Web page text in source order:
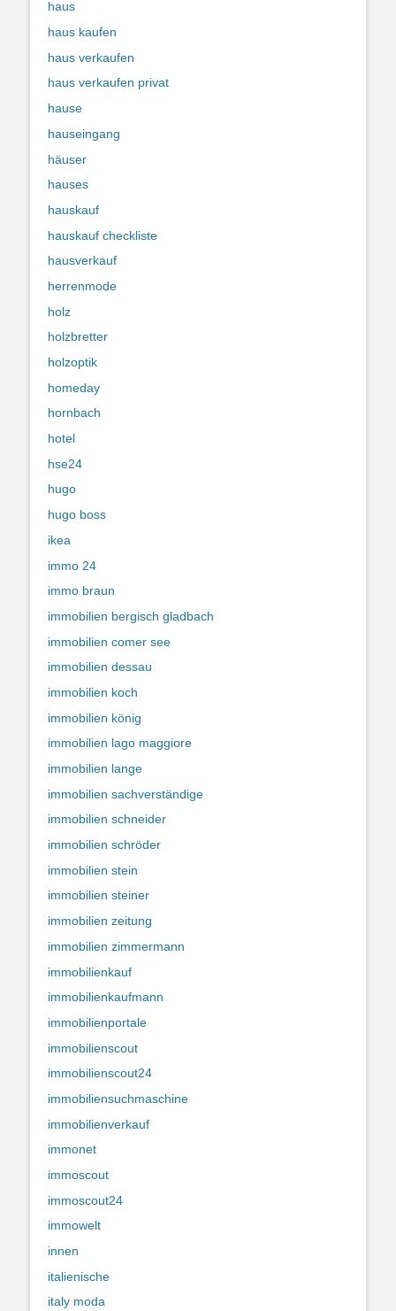
haus
haus kaufen
haus verkaufen
haus verkaufen privat
hause
hauseingang
häuser
hauses
hauskauf
hauskauf checkliste
hausverkauf
herrenmode
holz
holzbretter
holzoptik
homeday
hornbach
hotel
hse24
hugo
hugo boss
ikea
immo 24
immo braun
immobilien bergisch gladbach
immobilien comer see
immobilien dessau
immobilien koch
immobilien könig
immobilien lago maggiore
immobilien lange
immobilien sachverständige
immobilien schneider
immobilien schröder
immobilien stein
immobilien steiner
immobilien zeitung
immobilien zimmermann
immobilienkauf
immobilienkaufmann
immobilienportale
immobilienscout
immobilienscout24
immobiliensuchmaschine
immobilienverkauf
immonet
immoscout
immoscout24
immowelt
innen
italienische
italy moda